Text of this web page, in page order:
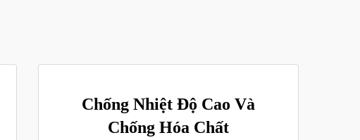
Chống Nhiệt Độ Cao Và
Chống Hóa Chất